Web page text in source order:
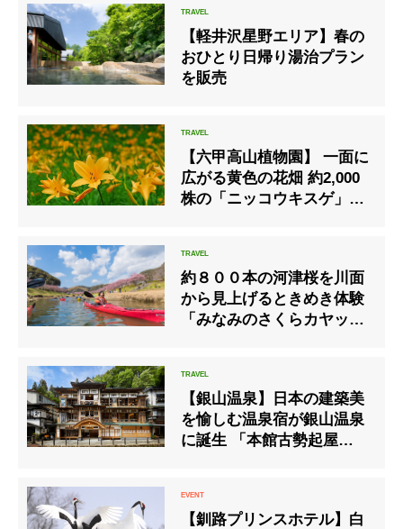
【軽井沢星野エリア】春の
おひとり日帰り湯治プラン
を販売
【六甲高山植物園】 一面に
広がる黄色の花畑 約2,000
株の「ニッコウキスゲ」が
約８００本の河津桜を川面
から見上げるときめき体験
「みなみのさくらカヤック
【銀山温泉】日本の建築美
を愉しむ温泉宿が銀山温泉
に誕生 「本館古勢起屋（ほ
【釧路プリンスホテル】白